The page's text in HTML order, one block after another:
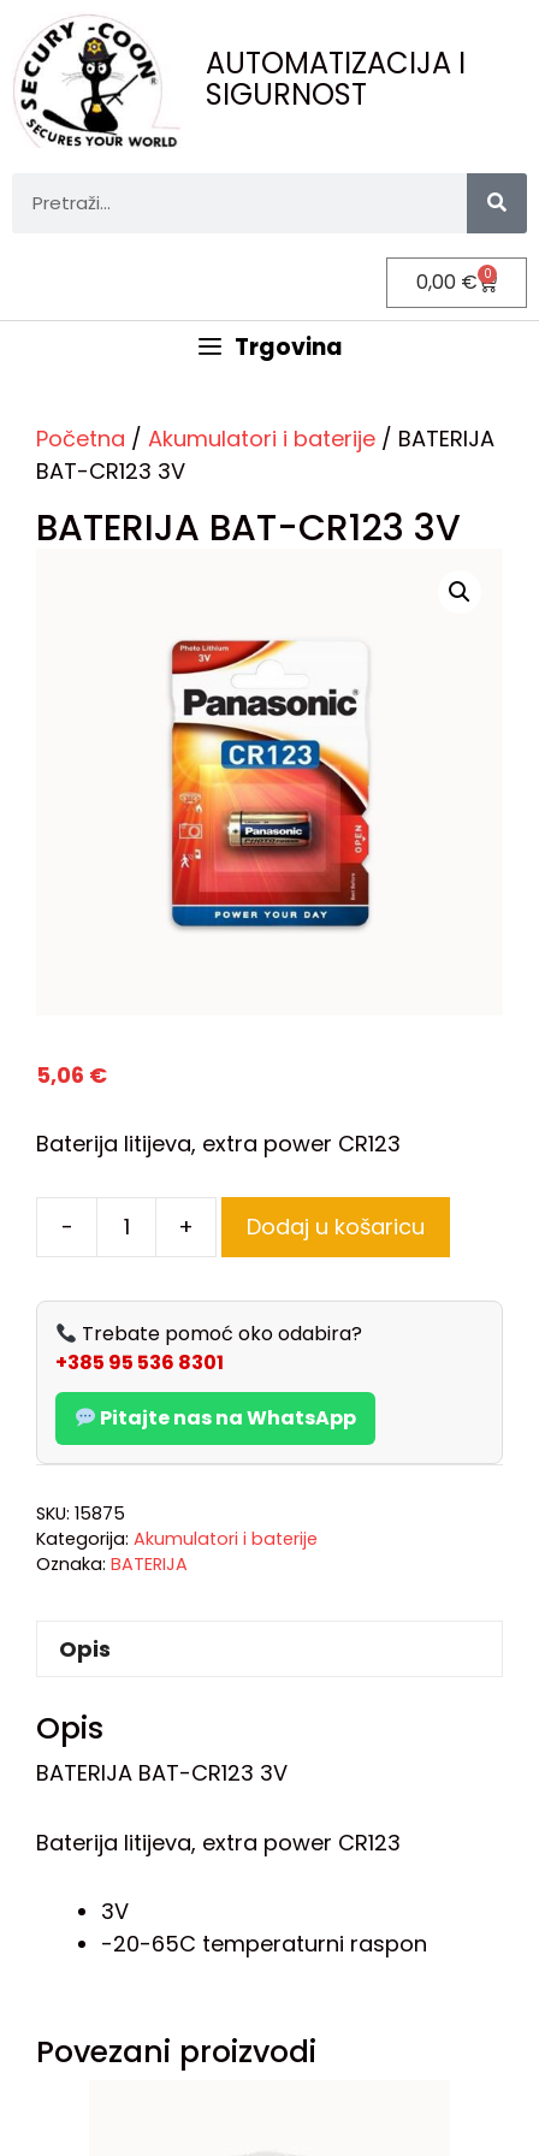
AUTOMATIZACIJA I
SIGURNOST
0,00 € 0
Trgovina
Početna / Akumulatori i baterije / BATERIJA
BAT-CR123 3V
BATERIJA BAT-CR123 3V
5,06 €
Baterija litijeva, extra power CR123
- + Dodaj u košaricu
Trebate pomoć oko odabira?
+385 95 536 8301
Pitajte nas na WhatsApp
SKU: 15875
Kategorija: Akumulatori i baterije
Oznaka: BATERIJA
Opis
Opis
BATERIJA BAT-CR123 3V
Baterija litijeva, extra power CR123
3V
-20-65C temperaturni raspon
Povezani proizvodi